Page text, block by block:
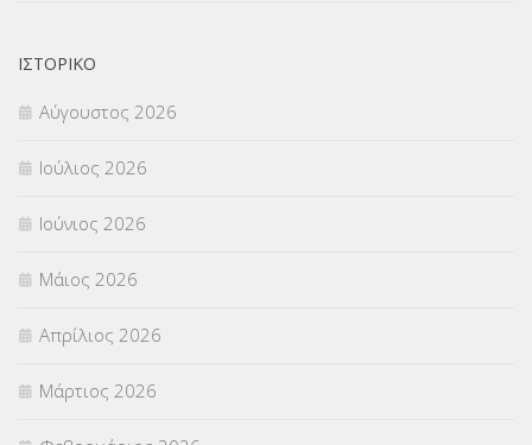
ΟΙΚΟΝΟΜΙΚΑ ΘΕΜΑΤΑ
Π.Ε.Κ. ΗΡΑΚΛΕΙΟΥ
ΠΑΝΕΛΛΑΔΙΚΕΣ ΕΞΕΤΑΣΕΙΣ
ΠΡΟΚΗΡΥΞΕΙΣ
ΣΕΜΙΝΑΡΙΑ – ΗΜΕΡΙΔΕΣ
ΣΕΠ(50)
ΣΤΕΛΕΧΗ (360)
ΙΣΤΟΡΙΚΌ
Αύγουστος 2026
Ιούλιος 2026
Ιούνιος 2026
Μάιος 2026
Απρίλιος 2026
Μάρτιος 2026